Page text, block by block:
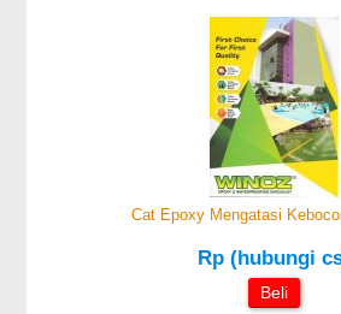
Cat Epoxy Mengatasi
Rp (hubungi
Beli